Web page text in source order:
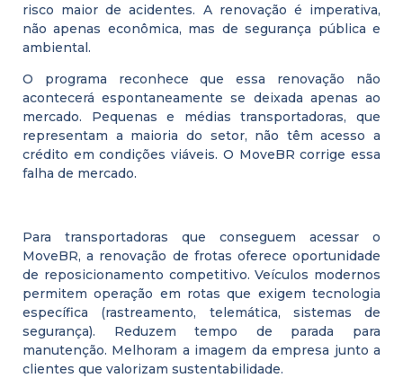
risco maior de acidentes. A renovação é imperativa,
não apenas econômica, mas de segurança pública e
ambiental.
O programa reconhece que essa renovação não
acontecerá espontaneamente se deixada apenas ao
mercado. Pequenas e médias transportadoras, que
representam a maioria do setor, não têm acesso a
crédito em condições viáveis. O MoveBR corrige essa
falha de mercado.
Para transportadoras que conseguem acessar o
MoveBR, a renovação de frotas oferece oportunidade
de reposicionamento competitivo. Veículos modernos
permitem operação em rotas que exigem tecnologia
específica (rastreamento, telemática, sistemas de
segurança). Reduzem tempo de parada para
manutenção. Melhoram a imagem da empresa junto a
clientes que valorizam sustentabilidade.